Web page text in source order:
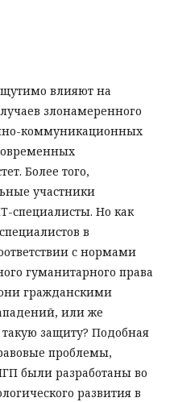
влияют на
злонамеренного
коммуникационных
Более того,
участники
специалисты. Но как
в
с нормами
гуманитарного права
гражданскими
или же
защиту? Подобная
проблемы,
были разработаны во
развития в